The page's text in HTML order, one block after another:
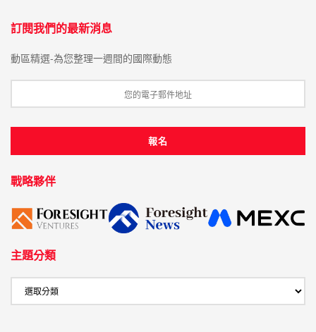
訂閱我們的最新消息
動區精選-為您整理一週間的國際動態
戰略夥伴
主題分類